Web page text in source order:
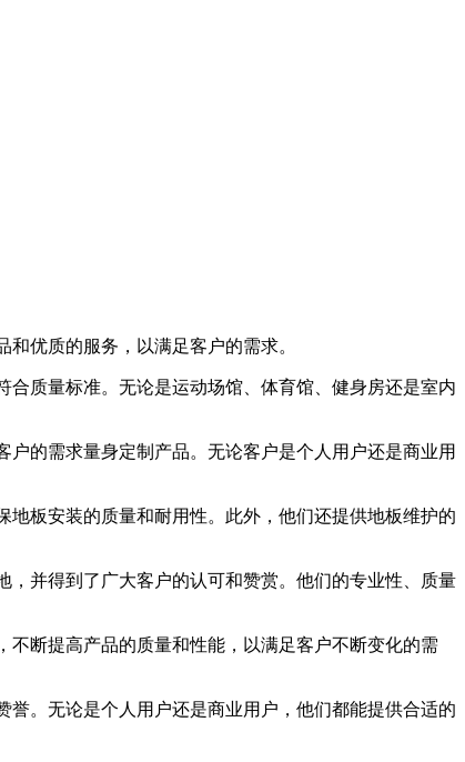
优质的服务，以满足客户的需求。
质量标准。无论是运动场馆、体育馆、健身房还是室内
的需求量身定制产品。无论客户是个人用户还是商业用
板安装的质量和耐用性。此外，他们还提供地板维护的
并得到了广大客户的认可和赞赏。他们的专业性、质量
断提高产品的质量和性能，以满足客户不断变化的需
。无论是个人用户还是商业用户，他们都能提供合适的